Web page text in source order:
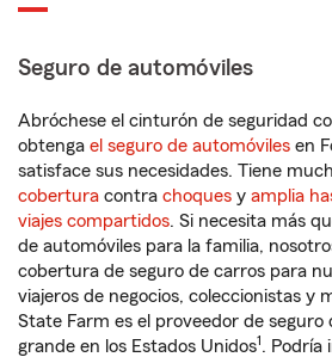
Seguro de automóviles
Abróchese el cinturón de seguridad
obtenga el seguro de automóviles en
satisface sus necesidades. Tiene
cobertura contra choques y amplia
viajes compartidos. Si necesita más
de automóviles para la familia,
cobertura de seguro de carros para
viajeros de negocios, coleccionistas y
State Farm es el proveedor de seguro
grande en los Estados Unidos1 . Podría